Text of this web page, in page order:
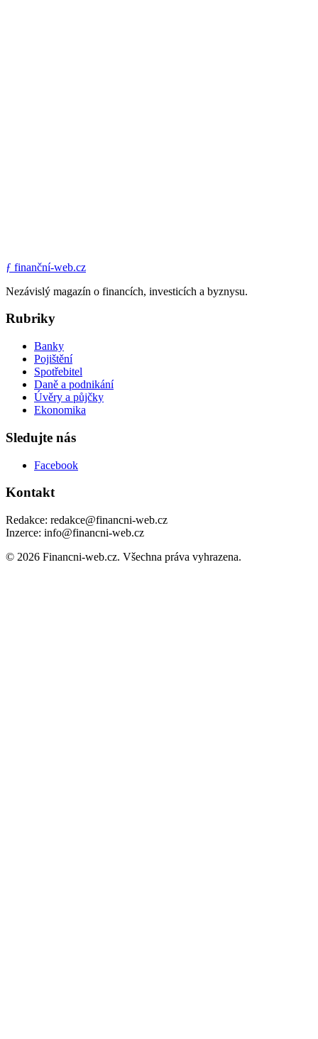
ƒ finanční-web.cz
Nezávislý magazín o financích, investicích a byznysu.
Rubriky
Banky
Pojištění
Spotřebitel
Daně a podnikání
Úvěry a půjčky
Ekonomika
Sledujte nás
Facebook
Kontakt
Redakce: redakce@financni-web.cz
Inzerce: info@financni-web.cz
© 2026 Financni-web.cz. Všechna práva vyhrazena.